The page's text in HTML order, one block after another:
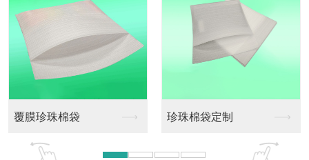
袋定制 珍珠棉卷料定做 珍珠